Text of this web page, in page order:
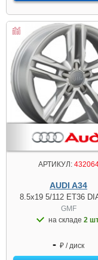
АРТИКУЛ:
AUDI A34
8.5x19 5/112 ET36
GMF
на складе 2
- ₽ / диск